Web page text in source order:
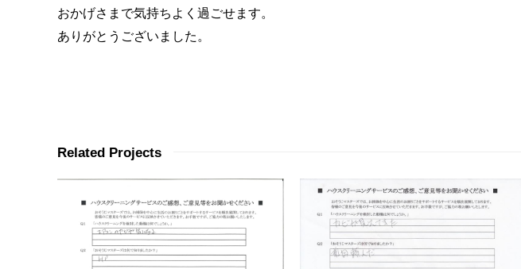
おかげさまで気持ちよく過ごせます。
ありがとうございました。
Related Projects